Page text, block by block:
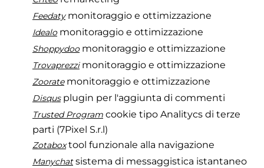
Feedatymonitoraggio e ottimizzazione
Idealomonitoraggio e ottimizzazione
Shoppydoomonitoraggio e ottimizzazione
Trovaprezzimonitoraggio e ottimizzazione
Zooratemonitoraggio e ottimizzazione
Disqusplugin per l'aggiunta di commenti
Trusted Program cookie tipo Analitycs di terze
parti (7Pixel S.r.l)
Zotaboxtool funzionale alla navigazione
Manychatsistema di messaggistica istantaneo